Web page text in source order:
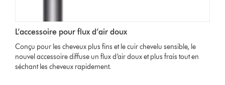
L’accessoire pour flux d’air doux
Conçu pour les cheveux plus fins et le cuir chevelu sensible, le
nouvel accessoire diffuse un flux d’air doux et plus frais tout en
séchant les cheveux rapidement.